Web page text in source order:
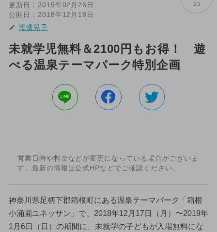
23
更新日： 2019年02月26日
公開日： 2018年12月18日
渡邊晃子
未就学児無料＆2100円もお得！ 遊
べる温泉テーマパーク特別企画
営業日時や料金などが変更になっている場合がございま
す。最新の情報は公式HPなどでご確認ください。
神奈川県足柄下郡箱根町にある温泉テーマパーク「箱根
小涌園ユネッサン」で、2018年12月17日（月）〜2019年
1月6日（日）の期間に、未就学の子どもが入場無料にな